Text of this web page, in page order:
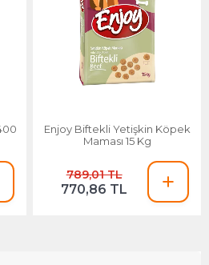
Enjoy Biftekli Yetişkin Köpek
Maması 15 Kg
789,01 TL
770,86 TL